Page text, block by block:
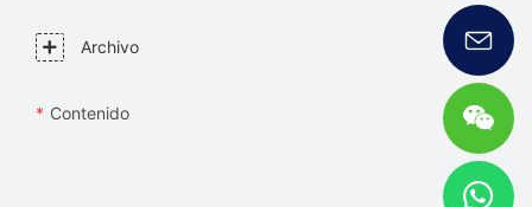
Archivo
Contenido